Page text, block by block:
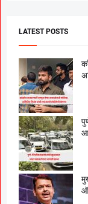
LATEST POSTS